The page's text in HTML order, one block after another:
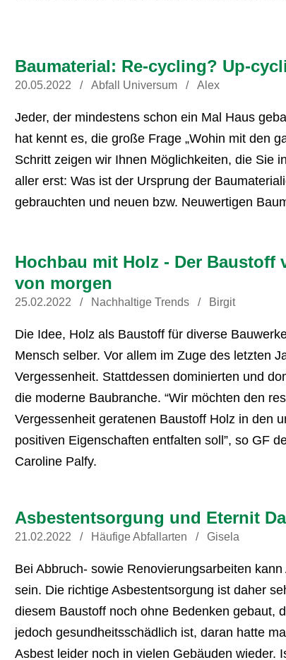
Baumaterial: Re-cycling? Up-
20.05.2022 Abfall Universum Alex
Jeder, der mindestens schon ein Mal Haus
hat kennt es, die große Frage „Wohin mit den
Schritt zeigen wir Ihnen Möglichkeiten, die Sie
aller erst: Was ist der Ursprung der
gebrauchten und neuen bzw. Neuwertigen
Hochbau mit Holz - Der
von morgen
25.02.2022 Nachhaltige Trends Birgit
Die Idee, Holz als Baustoff für diverse
Mensch selber. Vor allem im Zuge des letzten
Vergessenheit. Stattdessen dominierten und
die moderne Baubranche. “Wir möchten den
Vergessenheit geratenen Baustoff Holz in den
positiven Eigenschaften entfalten soll”, so GF
Caroline Palfy.
Asbestentsorgung und Eternit
21.02.2022 Häufige Abfallarten Gisela
Bei Abbruch- sowie Renovierungsarbeiten
sein. Die richtige Asbestentsorgung ist daher
diesem Baustoff noch ohne Bedenken gebaut,
jedoch gesundheitsschädlich ist, daran hatte
Asbest leider noch in vielen Gebäuden wieder.